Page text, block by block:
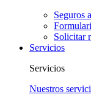
Seguros
Solicitar
Servicios
Servicios
Nuestros